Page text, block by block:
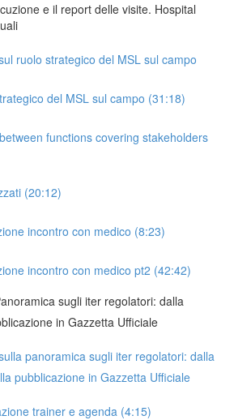
e il report delle visite. Hospital
ruolo strategico del MSL sul campo
del MSL sul campo (31:18)
functions covering stakeholders
(20:12)
incontro con medico (8:23)
incontro con medico pt2 (42:42)
sugli iter regolatori: dalla
in Gazzetta Ufficiale
panoramica sugli iter regolatori: dalla
pubblicazione in Gazzetta Ufficiale
trainer e agenda (4:15)